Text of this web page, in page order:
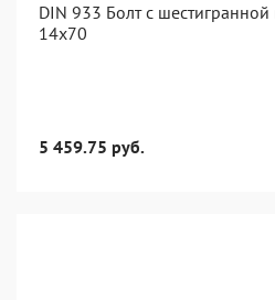
DIN 933 Болт с
14x70
5 459.75 руб.